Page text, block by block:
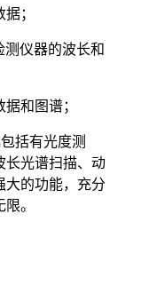
；
测仪器的波长和
和图谱；
括有光度测
长光谱扫描、动
大的功能，充分
。